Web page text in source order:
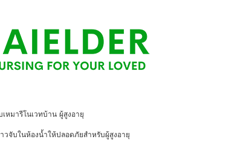
เหมารีโนเวทบ้าน ผู้สูงอายุ
วจับในห้องน้ำให้ปลอดภัยสำหรับผู้สูงอายุ